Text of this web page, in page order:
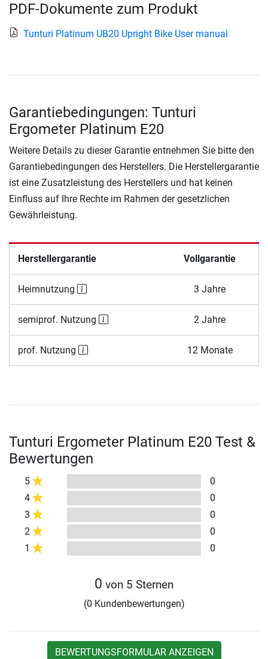
PDF-Dokumente zum Produkt
Tunturi Platinum UB20 Upright Bike User manual
Garantiebedingungen: Tunturi
Ergometer Platinum E20
Weitere Details zu dieser Garantie entnehmen Sie bitte den
Garantiebedingungen des Herstellers. Die Herstellergarantie
ist eine Zusatzleistung des Herstellers und hat keinen
Einfluss auf Ihre Rechte im Rahmen der gesetzlichen
Gewährleistung.
Herstellergarantie Vollgarantie
Heimnutzung 3 Jahre
semiprof. Nutzung 2 Jahre
prof. Nutzung 12 Monate
Tunturi Ergometer Platinum E20 Test &
Bewertungen
5
0
4
0
3
0
2
0
1
0
0 von 5 Sternen
(0 Kundenbewertungen)
BEWERTUNGSFORMULAR ANZEIGEN